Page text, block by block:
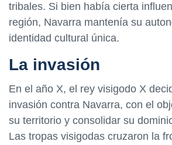
tribales. Si bien había cierta
región, Navarra mantenía su
identidad cultural única.
La invasión
En el año X, el rey visigodo X
invasión contra Navarra, con el
su territorio y consolidar su
Las tropas visigodas cruzaron la